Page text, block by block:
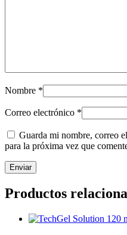
Nombre *
Correo electrónico *
Guarda mi nombre, correo
para la próxima vez que
Productos